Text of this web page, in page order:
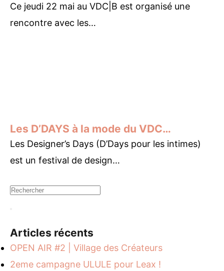
Ce jeudi 22 mai au VDC|B est organisé une
rencontre avec les…
Les D’DAYS à la mode du VDC…
Les Designer’s Days (D’Days pour les intimes)
est un festival de design…
Articles récents
OPEN AIR #2 | Village des Créateurs
2eme campagne ULULE pour Leax !